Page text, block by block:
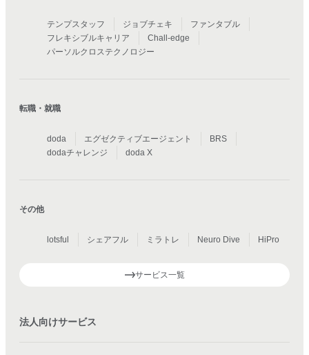
テンプスタッフ ジョブチェキ
ファンタブル
フレキシブルキャリア
Chall-edge
パーソルクロステクノロジー
転職・就職
doda エグゼクティブエージェント
BRS
dodaチャレンジ
doda X
その他
lotsful シェアフル ミラトレ Neuro Dive HiPro
サービス一覧
法人向けサービス